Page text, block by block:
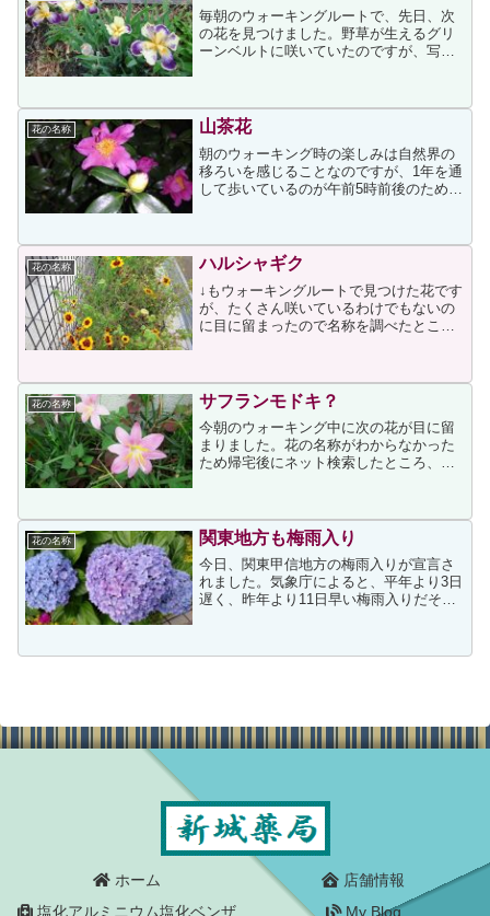
毎朝のウォーキングルートで、先日、次
の花を見つけました。野草が生えるグリ
ーンベルトに咲いていたのですが、写し
しまいました。昨日、思い出してネット
検索したところ、次のペー...
花の名称 山茶花
朝のウォーキング時の楽しみは自然界の
移ろいを感じることなのですが、1年を通
して歩いているのが午前5時前後のため、
の写真はあきらめていたのですが、今
朝、↓が目に留まりまし...
花の名称 ハルシャギク
↓もウォーキングルートで見つけた花です
が、たくさん咲いているわけでもないの
に目に留まったので名称を調べたとこ
とがないのですが、こうい...
花の名称 サフランモドキ？
今朝のウォーキング中に次の花が目に留
まりました。花の名称がわからなかった
ため帰宅後にネット検索したところ、サ
高い日が多いですし、入院中の娘婿の顔
面神経麻痺の経過も芳しく...
花の名称 関東地方も梅雨入り
今日、関東甲信地方の梅雨入りが宣言さ
れました。気象庁によると、平年より3日
遅く、昨年より11日早い梅雨入りだそう
期に見ごろを迎える私が好きなアジサイ
ホーム
店舗情報
塩化アルミニウム塩化ベンザ
My Blog